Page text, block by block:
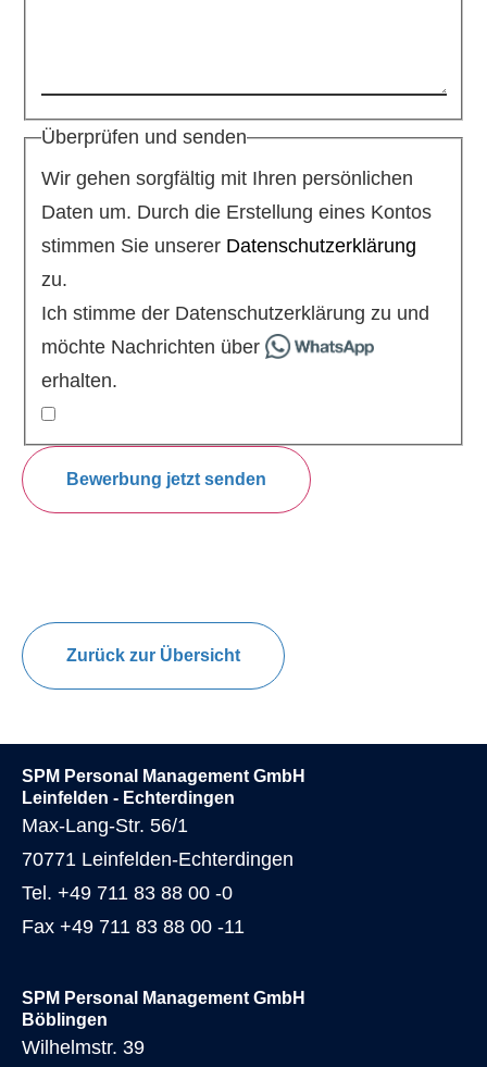
Überprüfen und senden
Wir gehen sorgfältig mit Ihren persönlichen
Daten um. Durch die Erstellung eines Kontos
stimmen Sie unserer Datenschutzerklärung
zu.
Ich stimme der Datenschutzerklärung zu und
möchte Nachrichten über
erhalten.
Bewerbung jetzt senden
Zurück zur Übersicht
SPM Personal Management GmbH
Leinfelden - Echterdingen
Max-Lang-Str. 56/1
70771 Leinfelden-Echterdingen
Tel. +49 711 83 88 00 -0
Fax +49 711 83 88 00 -11
SPM Personal Management GmbH
Böblingen
Wilhelmstr. 39